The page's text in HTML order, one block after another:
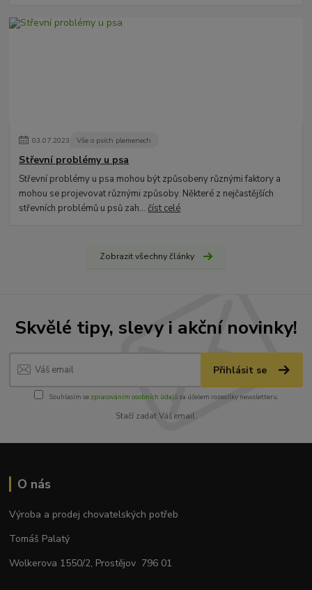
03.07.2023 Vše o psích plemenech
Střevní problémy u psa
Střevní problémy u psa mohou být způsobeny různými faktory a
mohou se projevovat různými způsoby. Některé z nejčastějších
střevních problémů u psů zah...číst celé
Zobrazit všechny články
Skvělé tipy, slevy i akční novinky!
Přihlásit se
Souhlasím se zpracováním osobních údajůza účelem rozesílky newsletteru.
Stačí zadat Váš email.
O nás
Výroba a prodej chovatelských potřeb
Tomáš Palatý
Wolkerova 1550/2, Prostějov 796 01